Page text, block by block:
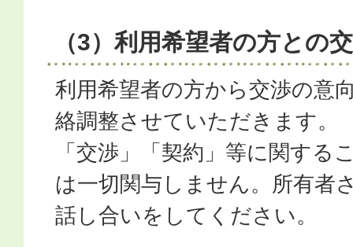
（3）利用希望者の方との
利用希望者の方から交渉の意
絡調整させていただきます。
「交渉」「契約」等に関する
は一切関与しません。所有者
話し合いをしてください。